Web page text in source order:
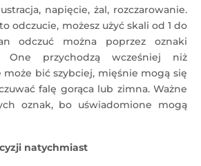
napięcie, żal, rozczarowanie.
odczucie, możesz użyć skali od 1 do
odczuć można poprzez oznaki
One przychodzą wcześniej niż
może bić szybciej, mięśnie mogą się
falę gorąca lub zimna. Ważne
oznak, bo uświadomione mogą
natychmiast